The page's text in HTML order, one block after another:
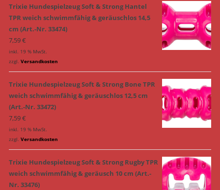
Trixie Hundespielzeug Soft & Strong Hantel
TPR weich schwimmfähig & geräuschlos 14,5
cm (Art.-Nr. 33474)
7,59€
inkl. 19 % MwSt.
zzgl. Versandkosten
Trixie Hundespielzeug Soft & Strong Bone TPR
weich schwimmfähig & geräuschlos 12,5 cm
(Art.-Nr. 33472)
7,59€
inkl. 19 % MwSt.
zzgl. Versandkosten
Trixie Hundespielzeug Soft & Strong Rugby TPR
weich schwimmfähig & geräusch 10 cm (Art.-
Nr. 33476)